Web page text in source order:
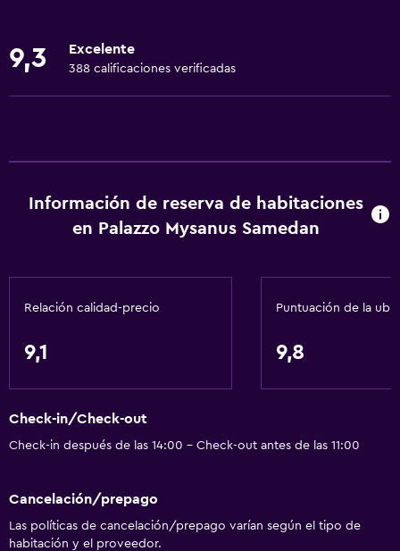
Golf
Salón de belleza
Paseos a caballo
Instalaciones para deportes acuáticos
Windsurf
Servicios básicos
Wifi disponible en todas las instalaciones
Artículos de aseo gratis
9,3 Excelente
388 calificaciones verificadas
Información de reserva de habitaciones
en Palazzo Mysanus Samedan
Relación calidad-precio
9,1
Puntuación de la
9,8
Check-in/Check-out
Check-in después de las 14:00 - Check-out antes de las 11:00
Cancelación/prepago
Las políticas de cancelación/prepago varían según el tipo de
habitación y el proveedor.